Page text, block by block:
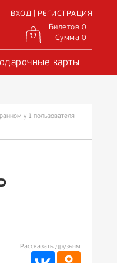
ВХОД | РЕГИСТРАЦИЯ
Билетов 0
Сумма 0
карты
у 1 пользователя
Рассказать друзьям